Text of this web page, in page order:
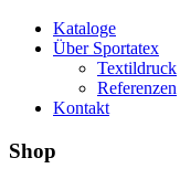
Kataloge
Über Sportatex
Textildruck
Referenzen
Kontakt
Shop